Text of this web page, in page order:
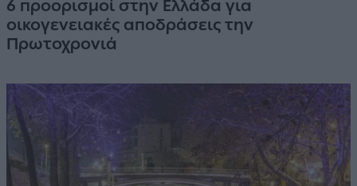
6 προορισμοί στην Ελλάδα για
οικογενειακές αποδράσεις την
Πρωτοχρονιά